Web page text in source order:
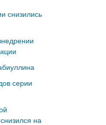
снизились
серии
на